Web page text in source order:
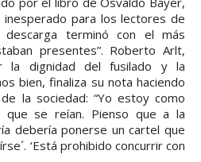
para los lectores de
terminó con el más
presentes”. Roberto Arlt,
la dignidad del fusilado y la
bien, finaliza su nota haciendo
la sociedad: “Yo estoy como
que se reían. Pienso que a la
debería ponerse un cartel que
‘Está prohibido concurrir con